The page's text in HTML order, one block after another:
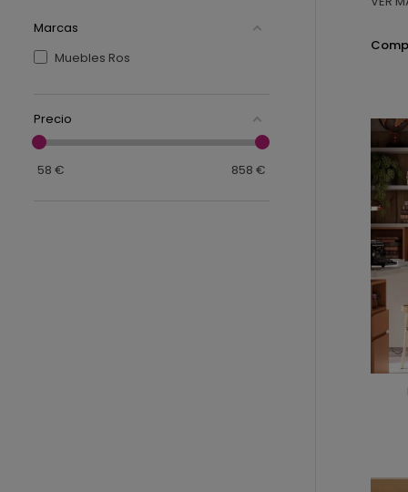
Marcas
Muebles Ros
Precio
58 € 858 €